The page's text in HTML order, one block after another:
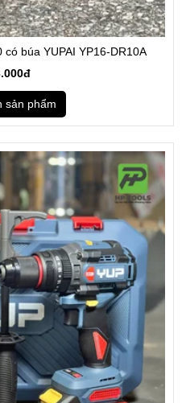
búa YUPAI YP16-DR10A
sản phẩm